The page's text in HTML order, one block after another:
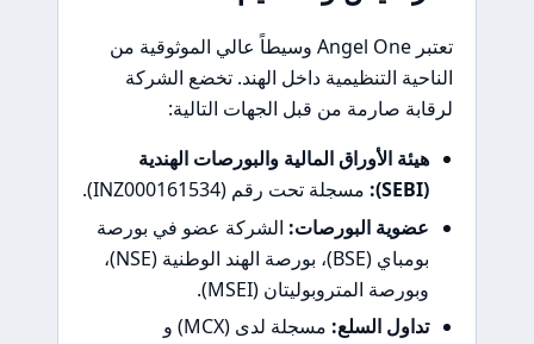
تعتبر Angel One وسيطاً عالي الموثوقية من
الناحية التنظيمية داخل الهند. تخضع الشركة
لرقابة صارمة من قبل الجهات التالية:
هيئة الأوراق المالية والبورصات الهندية
(SEBI):
مسجلة تحت رقم (INZ000161534).
عضوية البورصات: الشركة عضو في بورصة
بومباي (BSE)، بورصة الهند الوطنية (NSE)،
وبورصة المتروبوليتان (MSEI).
تداول السلع:
مسجلة لدى (MCX) و